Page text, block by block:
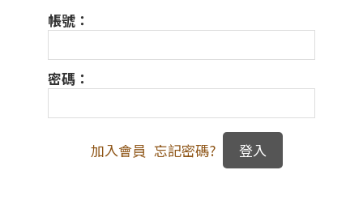
帳號：
密碼：
加入會員 忘記密碼?